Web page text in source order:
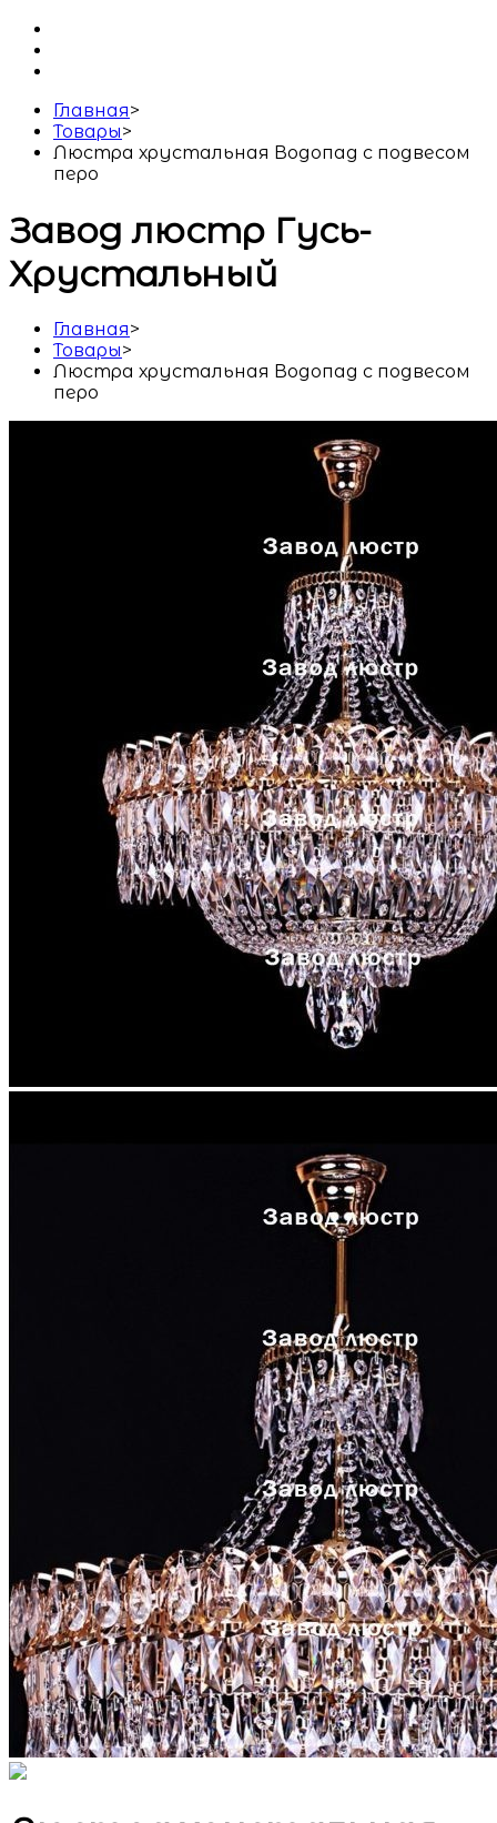
Главная>
Товары>
Люстра хрустальная Водопад с подвесом
перо
Завод люстр Гусь-
Хрустальный
Главная>
Товары>
Люстра хрустальная Водопад с подвесом
перо